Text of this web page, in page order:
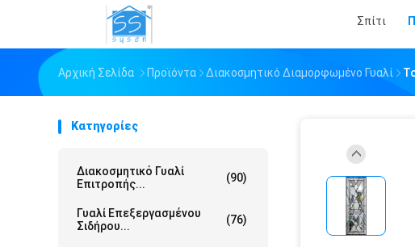
Σπίτι
Αρχική Σελίδα Προϊόντα Διακοσμητικό Διαμορφωμένο Γυαλί
Κατηγορίες
Διακοσμητικό Γυαλί
Επιτροπής...
(90)
Γυαλί Επεξεργασμένου
Σιδήρου...
(76)